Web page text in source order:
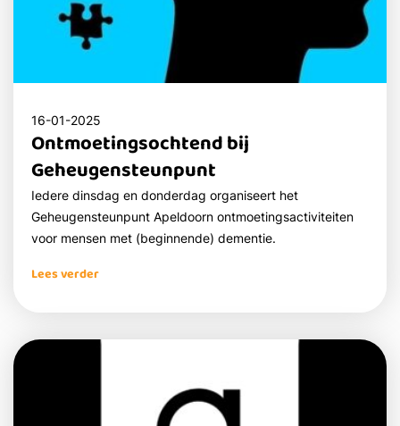
16-01-2025
Ontmoetingsochtend bij
Geheugensteunpunt
Iedere dinsdag en donderdag organiseert het
Geheugensteunpunt Apeldoorn ontmoetingsactiviteiten
voor mensen met (beginnende) dementie.
Lees verder